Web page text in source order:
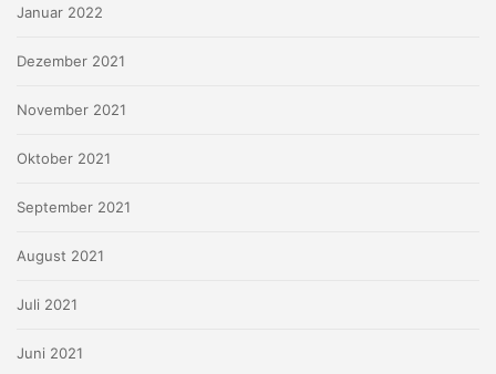
Januar 2022
Dezember 2021
November 2021
Oktober 2021
September 2021
August 2021
Juli 2021
Juni 2021